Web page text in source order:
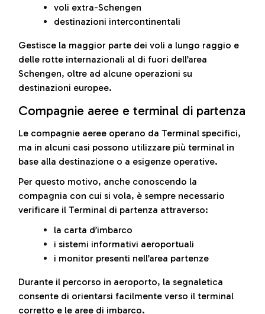
voli extra-Schengen
destinazioni intercontinentali
Gestisce la maggior parte dei voli a lungo raggio e
delle rotte internazionali al di fuori dell’area
Schengen, oltre ad alcune operazioni su
destinazioni europee.
Compagnie aeree e terminal di partenza
Le compagnie aeree operano da Terminal specifici,
ma in alcuni casi possono utilizzare più terminal in
base alla destinazione o a esigenze operative.
Per questo motivo, anche conoscendo la
compagnia con cui si vola, è sempre necessario
verificare il Terminal di partenza attraverso:
la carta d’imbarco
i sistemi informativi aeroportuali
i monitor presenti nell’area partenze
Durante il percorso in aeroporto, la segnaletica
consente di orientarsi facilmente verso il terminal
corretto e le aree di imbarco.